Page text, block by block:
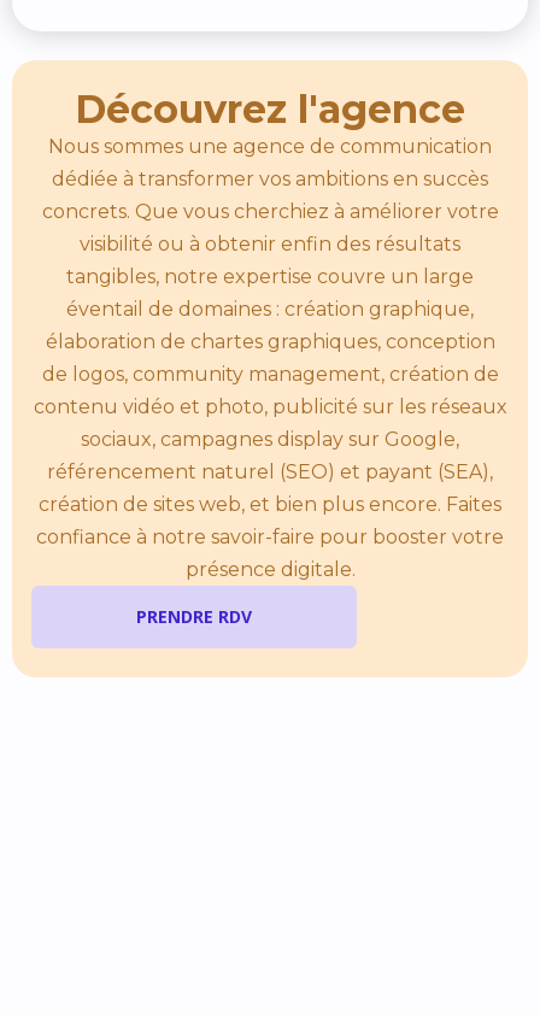
Découvrez l'agence
Nous sommes une agence de communication
dédiée à transformer vos ambitions en succès
concrets. Que vous cherchiez à améliorer votre
visibilité ou à obtenir enfin des résultats
tangibles, notre expertise couvre un large
éventail de domaines : création graphique,
élaboration de chartes graphiques, conception
de logos, community management, création de
contenu vidéo et photo, publicité sur les réseaux
sociaux, campagnes display sur Google,
référencement naturel (SEO) et payant (SEA),
création de sites web, et bien plus encore. Faites
confiance à notre savoir-faire pour booster votre
présence digitale.
PRENDRE RDV